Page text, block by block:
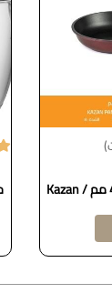
مقلاية 22 سم جرانيت 4 مم Kazan /